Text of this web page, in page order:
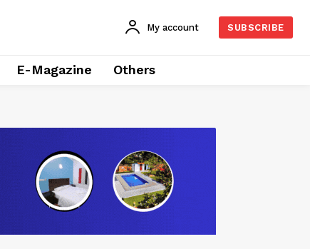
My account SUBSCRIBE
E-Magazine Others